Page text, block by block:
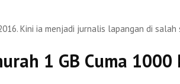
Kini ia menjadi jurnalis lapangan di
1 GB Cuma 1000